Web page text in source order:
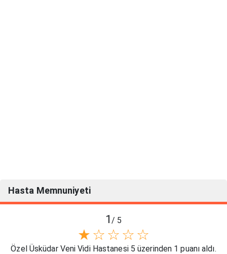
Hasta Memnuniyeti
1 / 5
☆
☆
☆
☆
★
Özel Üsküdar Veni Vidi Hastanesi 5 üzerinden 1 puanı aldı.